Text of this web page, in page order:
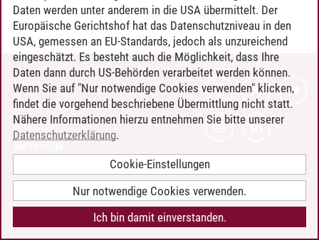
KONTAKT
LEUPHANA ALS ARBEITGEBER
INTRANET
BARRIEREFREIHEIT
COOKIE-EINSTELLUNGEN
Daten werden unter anderem in die USA übermittelt. Der
Europäische Gerichtshof hat das Datenschutzniveau in den
USA, gemessen an EU-Standards, jedoch als unzureichend
eingeschätzt. Es besteht auch die Möglichkeit, dass Ihre
Daten dann durch US-Behörden verarbeitet werden können.
Wenn Sie auf "Nur notwendige Cookies verwenden" klicken,
findet die vorgehend beschriebene Übermittlung nicht statt.
Nähere Informationen hierzu entnehmen Sie bitte unserer
Datenschutzerklärung.
Cookie-Einstellungen
Nur notwendige Cookies verwenden.
Ich bin damit einverstanden.